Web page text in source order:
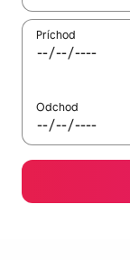
Príchod
Odchod